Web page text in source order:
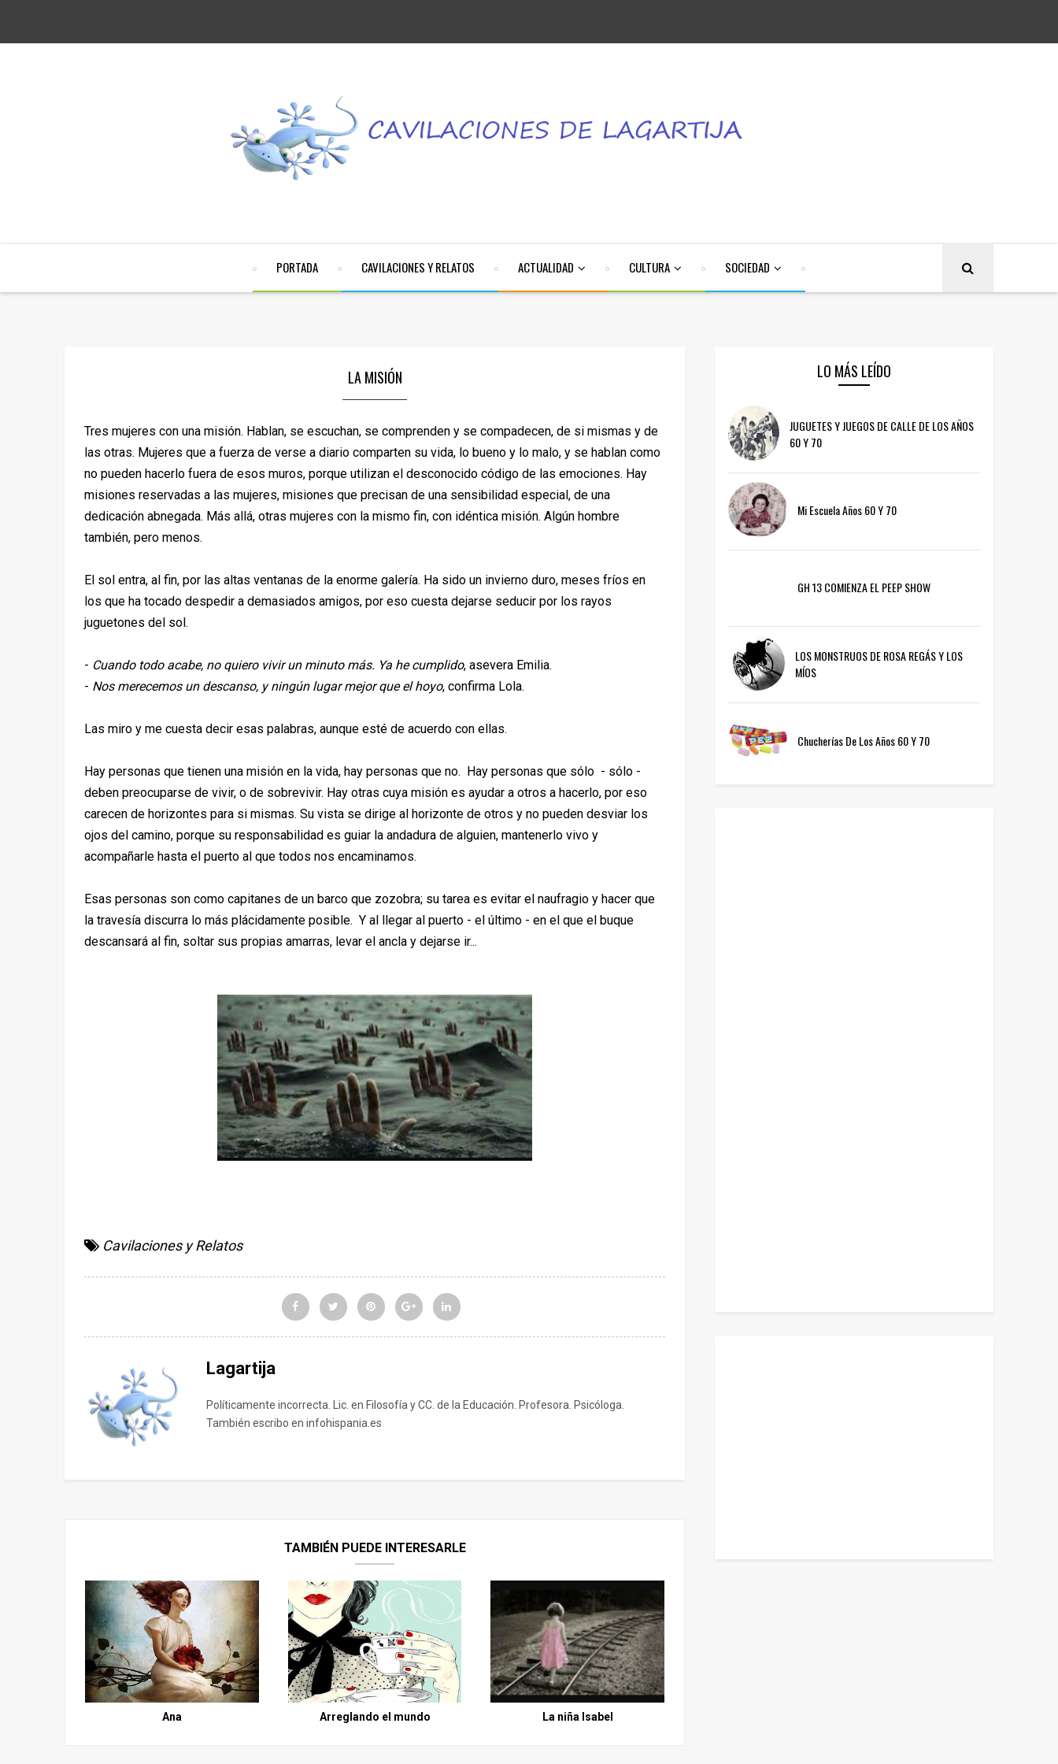
PORTADA CAVILACIONES Y RELATOS ACTUALIDAD CULTURA SOCIEDAD
LA MISIÓN
Tres mujeres con una misión. Hablan, se escuchan, se comprenden y se compadecen, de si mismas y de
las otras. Mujeres que a fuerza de verse a diario comparten su vida, lo bueno y lo malo, y se hablan como
no pueden hacerlo fuera de esos muros, porque utilizan el desconocido código de las emociones. Hay
misiones reservadas a las mujeres, misiones que precisan de una sensibilidad especial, de una
dedicación abnegada. Más allá, otras mujeres con la mismo fin, con idéntica misión. Algún hombre
también, pero menos.
El sol entra, al fin, por las altas ventanas de la enorme galería. Ha sido un invierno duro, meses fríos en
los que ha tocado despedir a demasiados amigos, por eso cuesta dejarse seducir por los rayos
juguetones del sol.
- Cuando todo acabe, no quiero vivir un minuto más. Ya he cumplido, asevera Emilia.
- Nos merecemos un descanso, y ningún lugar mejor que el hoyo, confirma Lola.
Las miro y me cuesta decir esas palabras, aunque esté de acuerdo con ellas.
Hay personas que tienen una misión en la vida, hay personas que no. Hay personas que sólo - sólo -
deben preocuparse de vivir, o de sobrevivir. Hay otras cuya misión es ayudar a otros a hacerlo, por eso
carecen de horizontes para si mismas. Su vista se dirige al horizonte de otros y no pueden desviar los
ojos del camino, porque su responsabilidad es guiar la andadura de alguien, mantenerlo vivo y
acompañarle hasta el puerto al que todos nos encaminamos.
Esas personas son como capitanes de un barco que zozobra; su tarea es evitar el naufragio y hacer que
la travesía discurra lo más plácidamente posible. Y al llegar al puerto - el último - en el que el buque
descansará al fin, soltar sus propias amarras, levar el ancla y dejarse ir...
Cavilaciones y Relatos
Lagartija
Políticamente incorrecta. Lic. en Filosofía y CC. de la Educación. Profesora. Psicóloga.
También escribo en infohispania.es
TAMBIÉN PUEDE INTERESARLE
Ana Arreglando el mundo La niña Isabel
LO MÁS LEÍDO
JUGUETES Y JUEGOS DE CALLE DE LOS AÑOS
60 Y 70
Mi Escuela Años 60 Y 70
GH 13 COMIENZA EL PEEP SHOW
LOS MONSTRUOS DE ROSA REGÁS Y LOS
MÍOS
Chucherías De Los Años 60 Y 70